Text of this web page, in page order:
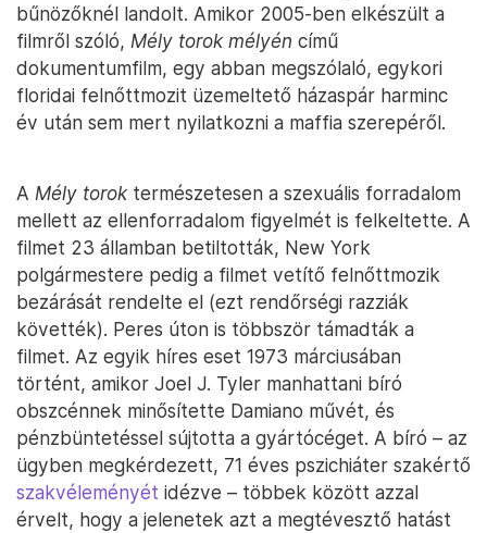
bűnözőknél landolt. Amikor 2005-ben elkészült a
filmről szóló, Mély torok mélyén című
dokumentumfilm, egy abban megszólaló, egykori
floridai felnőttmozit üzemeltető házaspár harminc
év után sem mert nyilatkozni a maffia szerepéről.
A Mély toroktermészetesen a szexuális forradalom
mellett az ellenforradalom figyelmét is felkeltette. A
filmet 23 államban betiltották, New York
polgármestere pedig a filmet vetítő felnőttmozik
bezárását rendelte el (ezt rendőrségi razziák
követték). Peres úton is többször támadták a
filmet. Az egyik híres eset 1973 márciusában
történt, amikor Joel J. Tyler manhattani bíró
obszcénnek minősítette Damiano művét, és
pénzbüntetéssel sújtotta a gyártócéget. A bíró – az
ügyben megkérdezett, 71 éves pszichiáter szakértő
szakvéleményét idézve – többek között azzal
érvelt, hogy a jelenetek azt a megtévesztő hatást